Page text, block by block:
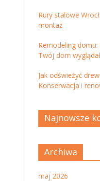
Rury stalowe
montaż
Remodeling
Twój dom
Jak odświeżyć
Konserwacja i
Najnowsze
Archiwa
maj 2026